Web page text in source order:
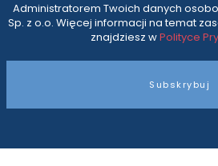
Administratorem Twoich danych
Sp. z o.o. Więcej informacji na temat
znajdziesz wPolityce
Subskrybuj